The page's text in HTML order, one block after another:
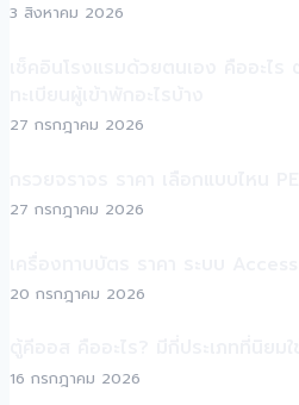
3 สิงหาคม 2026
27 กรกฎาคม 2026
27 กรกฎาคม 2026
20 กรกฎาคม 2026
16 กรกฎาคม 2026